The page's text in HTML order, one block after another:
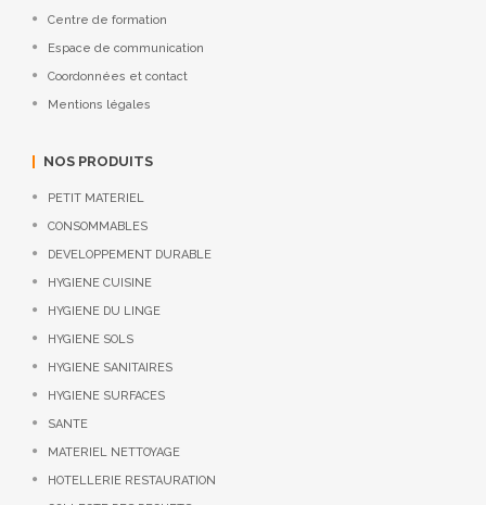
Centre de formation
Espace de communication
Coordonnées et contact
Mentions légales
NOS PRODUITS
PETIT MATERIEL
CONSOMMABLES
DEVELOPPEMENT DURABLE
HYGIENE CUISINE
HYGIENE DU LINGE
HYGIENE SOLS
HYGIENE SANITAIRES
HYGIENE SURFACES
SANTE
MATERIEL NETTOYAGE
HOTELLERIE RESTAURATION